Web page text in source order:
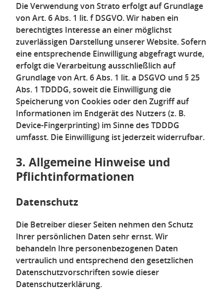
Die Verwendung von Strato erfolgt auf Grundlage
von Art. 6 Abs. 1 lit. f DSGVO. Wir haben ein
berechtigtes Interesse an einer möglichst
zuverlässigen Darstellung unserer Website. Sofern
eine entsprechende Einwilligung abgefragt wurde,
erfolgt die Verarbeitung ausschließlich auf
Grundlage von Art. 6 Abs. 1 lit. a DSGVO und § 25
Abs. 1 TDDDG, soweit die Einwilligung die
Speicherung von Cookies oder den Zugriff auf
Informationen im Endgerät des Nutzers (z. B.
Device-Fingerprinting) im Sinne des TDDDG
umfasst. Die Einwilligung ist jederzeit widerrufbar.
3. Allgemeine Hinweise und
Pflicht­informationen
Datenschutz
Die Betreiber dieser Seiten nehmen den Schutz
Ihrer persönlichen Daten sehr ernst. Wir
behandeln Ihre personenbezogenen Daten
vertraulich und entsprechend den gesetzlichen
Datenschutzvorschriften sowie dieser
Datenschutzerklärung.